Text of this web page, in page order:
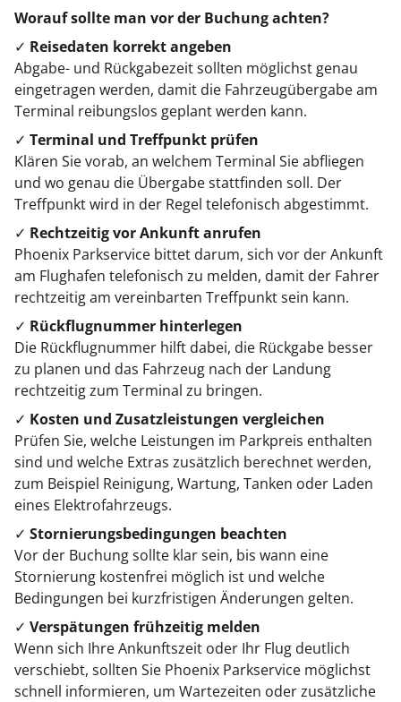
Worauf sollte man vor der Buchung achten?
✓ Reisedaten korrekt angeben
Abgabe- und Rückgabezeit sollten möglichst genau
eingetragen werden, damit die Fahrzeugübergabe am
Terminal reibungslos geplant werden kann.
✓ Terminal und Treffpunkt prüfen
Klären Sie vorab, an welchem Terminal Sie abfliegen
und wo genau die Übergabe stattfinden soll. Der
Treffpunkt wird in der Regel telefonisch abgestimmt.
✓ Rechtzeitig vor Ankunft anrufen
Phoenix Parkservice bittet darum, sich vor der Ankunft
am Flughafen telefonisch zu melden, damit der Fahrer
rechtzeitig am vereinbarten Treffpunkt sein kann.
✓ Rückflugnummer hinterlegen
Die Rückflugnummer hilft dabei, die Rückgabe besser
zu planen und das Fahrzeug nach der Landung
rechtzeitig zum Terminal zu bringen.
✓ Kosten und Zusatzleistungen vergleichen
Prüfen Sie, welche Leistungen im Parkpreis enthalten
sind und welche Extras zusätzlich berechnet werden,
zum Beispiel Reinigung, Wartung, Tanken oder Laden
eines Elektrofahrzeugs.
✓ Stornierungsbedingungen beachten
Vor der Buchung sollte klar sein, bis wann eine
Stornierung kostenfrei möglich ist und welche
Bedingungen bei kurzfristigen Änderungen gelten.
✓ Verspätungen frühzeitig melden
Wenn sich Ihre Ankunftszeit oder Ihr Flug deutlich
verschiebt, sollten Sie Phoenix Parkservice möglichst
schnell informieren, um Wartezeiten oder zusätzliche